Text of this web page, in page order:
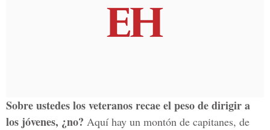
Sobre ustedes los veteranos recae el peso de dirigir a
los jóvenes, ¿no? Aquí hay un montón de capitanes, de